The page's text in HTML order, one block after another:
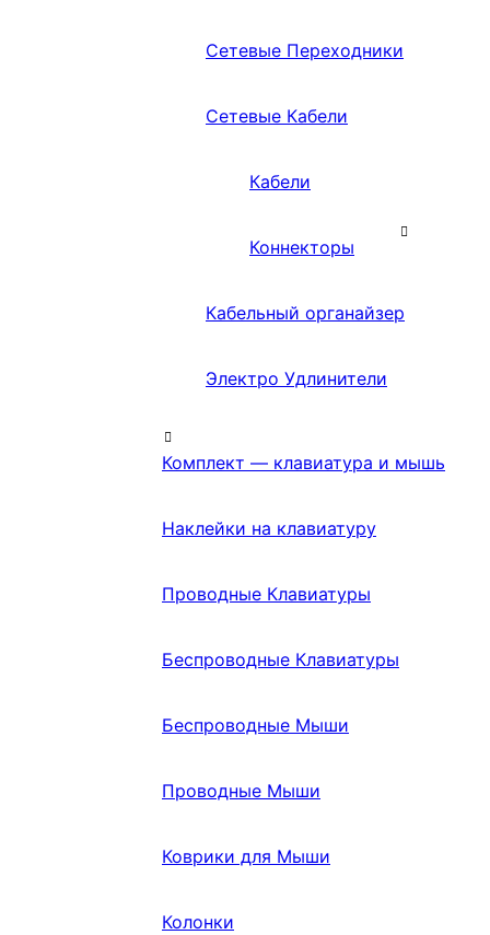
Сетевые Переходники
Сетевые Кабели
Кабели
Коннекторы
Кабельный органайзер
Электро Удлинители
Комплект — клавиатура и мышь
Наклейки на клавиатуру
Проводные Клавиатуры
Беспроводные Клавиатуры
Беспроводные Мыши
Проводные Мыши
Коврики для Мыши
Колонки